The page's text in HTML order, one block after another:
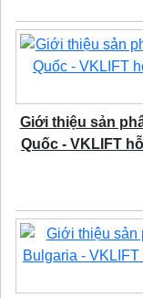
Giới thiệu sản
Quốc - VKLIFT